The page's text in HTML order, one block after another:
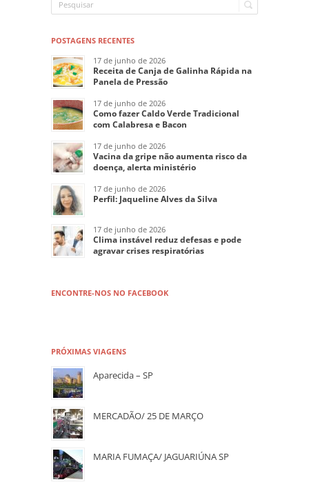
POSTAGENS RECENTES
17 de junho de 2026
Receita de Canja de Galinha Rápida na
Panela de Pressão
17 de junho de 2026
Como fazer Caldo Verde Tradicional
com Calabresa e Bacon
17 de junho de 2026
Vacina da gripe não aumenta risco da
doença, alerta ministério
17 de junho de 2026
Perfil: Jaqueline Alves da Silva
17 de junho de 2026
Clima instável reduz defesas e pode
agravar crises respiratórias
ENCONTRE-NOS NO FACEBOOK
PRÓXIMAS VIAGENS
Aparecida – SP
MERCADÃO/ 25 DE MARÇO
MARIA FUMAÇA/ JAGUARIÚNA SP